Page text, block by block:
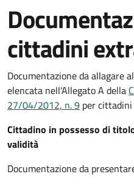
cittadini
Documentazione da allagare
elencata nell'Allegato A della
27/04/2012, n. 9 per
Cittadino in possesso di
validità
Documentazione da